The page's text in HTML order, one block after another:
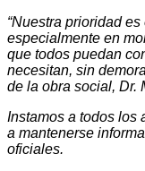
“Nuestra prioridad
especialmente en
que todos puedan
necesitan, sin
de la obra social, Dr.
Instamos a todos los
a mantenerse
oficiales.